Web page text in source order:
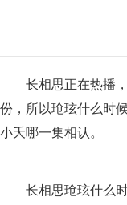
长相思正在热播
份，所以玱玹什么时
小夭哪一集相认。
长相思玱玹什么